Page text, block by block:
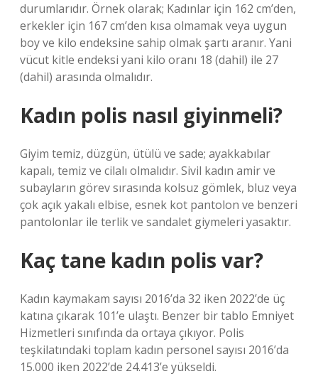
durumlarıdır. Örnek olarak; Kadınlar için 162 cm’den,
erkekler için 167 cm’den kısa olmamak veya uygun
boy ve kilo endeksine sahip olmak şartı aranır. Yani
vücut kitle endeksi yani kilo oranı 18 (dahil) ile 27
(dahil) arasında olmalıdır.
Kadın polis nasıl giyinmeli?
Giyim temiz, düzgün, ütülü ve sade; ayakkabılar
kapalı, temiz ve cilalı olmalıdır. Sivil kadın amir ve
subayların görev sırasında kolsuz gömlek, bluz veya
çok açık yakalı elbise, esnek kot pantolon ve benzeri
pantolonlar ile terlik ve sandalet giymeleri yasaktır.
Kaç tane kadın polis var?
Kadın kaymakam sayısı 2016’da 32 iken 2022’de üç
katına çıkarak 101’e ulaştı. Benzer bir tablo Emniyet
Hizmetleri sınıfında da ortaya çıkıyor. Polis
teşkilatındaki toplam kadın personel sayısı 2016’da
15.000 iken 2022’de 24.413’e yükseldi.